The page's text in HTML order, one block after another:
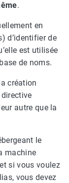
.
en
d’identifier de
est utilisée
de noms.
création
autre que la
le
machine
si vous voulez
vous devez